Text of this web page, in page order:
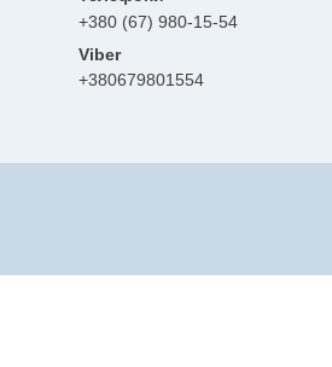
+380 (67) 980-15-54
+380679801554